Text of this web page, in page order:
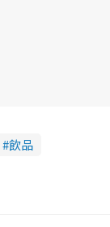
飲品